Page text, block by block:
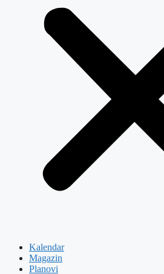
Kalendar
Magazin
Planovi